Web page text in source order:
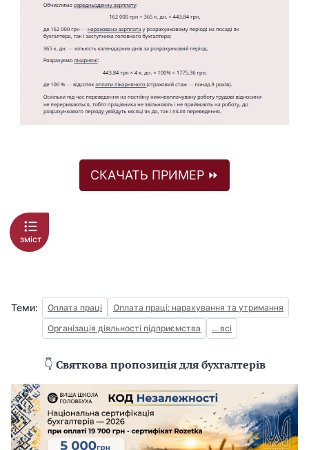
СКАЧАТЬ ПРИМЕР ⏩
зміст
Теми: Оплата праці
Оплата праці: нарахування та утримання
Організація діяльності підприємства
... всі
👇 Святкова пропозиція для бухгалтерів